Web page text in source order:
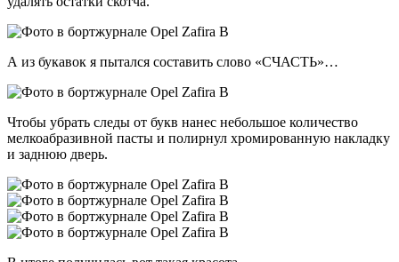
А из букавок я пытался составить слово «СЧАСТЬ»…
Чтобы убрать следы от букв нанес небольшое количество
мелкоабразивной пасты и полирнул хромированную накладку
и заднюю дверь.